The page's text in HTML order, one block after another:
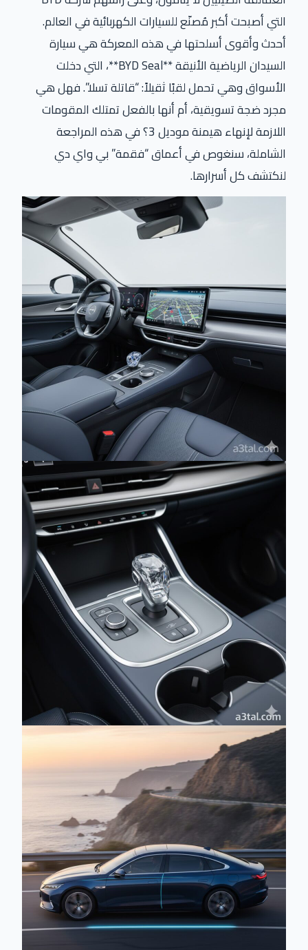
التي أصبحت أكبر مُصنّع للسيارات الكهربائية في العالم.
أحدث وأقوى أسلحتها في هذه المعركة هي سيارة
السيدان الرياضية الأنيقة **BYD Seal**، التي دخلت
الأسواق وهي تحمل لقبًا ثقيلاً: “قاتلة تسلا”. فهل هي
مجرد ضجة تسويقية، أم أنها بالفعل تمتلك المقومات
اللازمة لإنهاء هيمنة موديل 3؟ في هذه المراجعة
الشاملة، سنغوص في أعماق “فقمة” بي واي دي
لنكتشف كل أسرارها.